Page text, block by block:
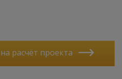
расчёт проекта